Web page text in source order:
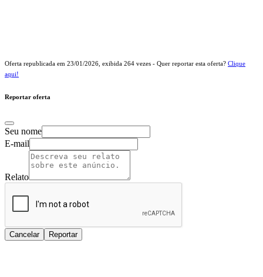
Oferta republicada em 23/01/2026 , exibida 264 vezes - Quer reportar esta oferta? Clique
aqui!
Reportar oferta
Seu nome
E-mail
Relato
Cancelar Reportar